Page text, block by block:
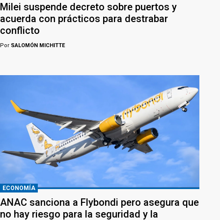
Milei suspende decreto sobre puertos y
acuerda con prácticos para destrabar
conflicto
Por SALOMÓN MICHITTE
ECONOMÍA
ANAC sanciona a Flybondi pero asegura que
no hay riesgo para la seguridad y la